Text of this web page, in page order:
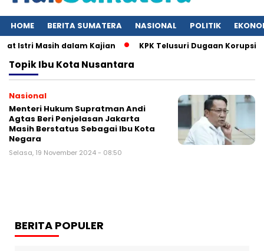
HOME BERITA SUMATERA NASIONAL POLITIK
Istri Masih dalam Kajian KPK Telusuri Dugaan Korupsi
TopikIbu Kota Nusantara
Nasional
Menteri Hukum Supratman Andi
Agtas Beri Penjelasan Jakarta
Masih Berstatus Sebagai Ibu Kota
Negara
Selasa, 19 November 2024 - 08:50
BERITA POPULER